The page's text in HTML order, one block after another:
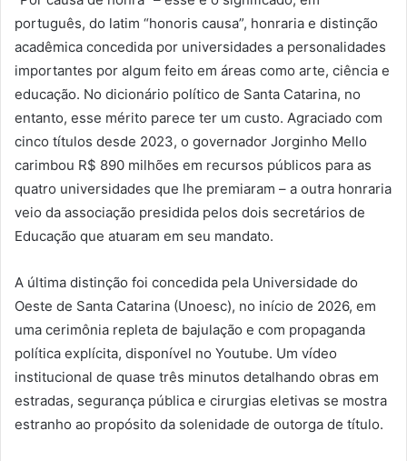
português, do latim “honoris causa”, honraria e distinção
acadêmica concedida por universidades a personalidades
importantes por algum feito em áreas como arte, ciência e
educação. No dicionário político de Santa Catarina, no
entanto, esse mérito parece ter um custo. Agraciado com
cinco títulos desde 2023, o governador Jorginho Mello
carimbou R$ 890 milhões em recursos públicos para as
quatro universidades que lhe premiaram – a outra honraria
veio da associação presidida pelos dois secretários de
Educação que atuaram em seu mandato.
A última distinção foi concedida pela Universidade do
Oeste de Santa Catarina (Unoesc), no início de 2026, em
uma cerimônia repleta de bajulação e com propaganda
política explícita, disponível no Youtube. Um vídeo
institucional de quase três minutos detalhando obras em
estradas, segurança pública e cirurgias eletivas se mostra
estranho ao propósito da solenidade de outorga de título.